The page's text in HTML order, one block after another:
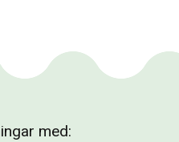
med: